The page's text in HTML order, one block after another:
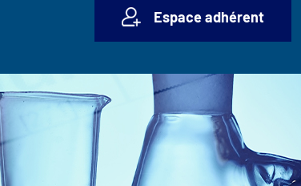
Espace adhérent